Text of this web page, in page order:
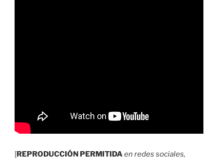
[REPRODUCCIÓN PERMITIDAen redes sociales,